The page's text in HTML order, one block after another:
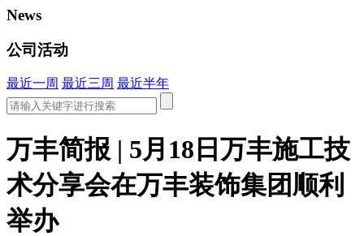
News
公司活动
最近一周 最近三周 最近半年
万丰简报 | 5月18日万丰施工技
术分享会在万丰装饰集团顺利
举办